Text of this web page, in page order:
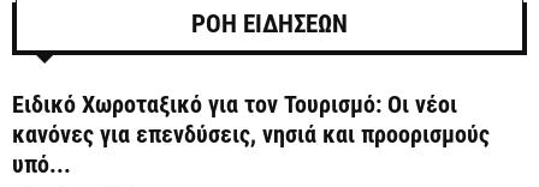
ΡΟΗ ΕΙΔΗΣΕΩΝ
Ειδικό Χωροταξικό για τον Τουρισμό: Οι νέοι
κανόνες για επενδύσεις, νησιά και προορισμούς
υπό...